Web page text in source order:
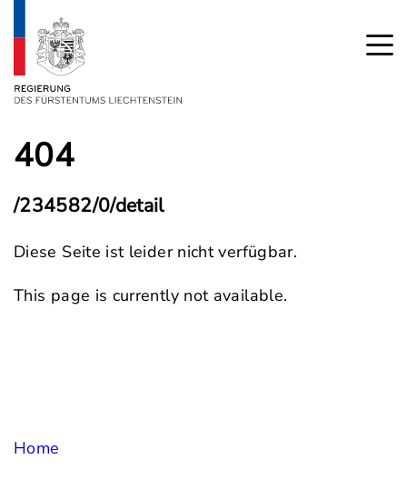
404
/234582/0/detail
Diese Seite ist leider nicht verfügbar.
This page is currently not available.
Home